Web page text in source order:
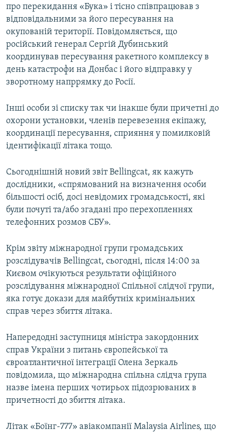
про перекидання «Бука» і тісно співпрацював з
відповідальними за його пересування на
окупованій території. Повідомляється, що
російський генерал Сергій Дубинський
координував пересування ракетного комплексу в
день катастрофи на Донбас і його відправку у
зворотному напррямку до Росії.
Інші особи зі списку так чи інакше були причетні до
охорони установки, членів перевезення екіпажу,
координації пересування, сприяння у помилковій
ідентифікації літака тощо.
Сьогоднішній новий звіт Bellingcat, як кажуть
дослідники, «спрямований на визначення особи
більшості осіб, досі невідомих громадськості, які
були почуті та/або згадані про перехопленнях
телефонних розмов СБУ».
Крім звіту міжнародної групи громадських
розслідувачів Bellingcat, сьогодні, після 14:00 за
Києвом очікуються результати офіційного
розслідування міжнародної Спільної слідчої групи,
яка готує докази для майбутніх кримінальних
справ через збиття літака.
Напередодні заступниця міністра закордонних
справ України з питань європейської та
євроатлантичної інтеграції Олена Зеркаль​
повідомила, що міжнародна спільна слідча група
назве імена перших чотирьох підозрюваних в
причетності до збиття літака.
Літак «Боїнг-777» авіакомпанії Malaysia Airlines, що